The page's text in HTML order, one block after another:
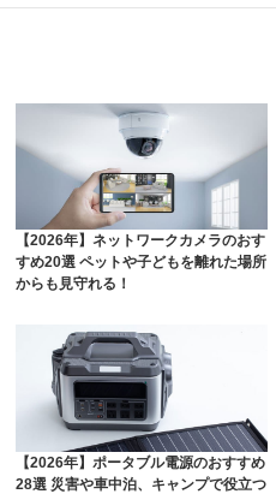
【2026年】ネットワークカメラのおす
すめ20選 ペットや子どもを離れた場所
からも見守れる！
【2026年】ポータブル電源のおすすめ
28選 災害や車中泊、キャンプで役立つ